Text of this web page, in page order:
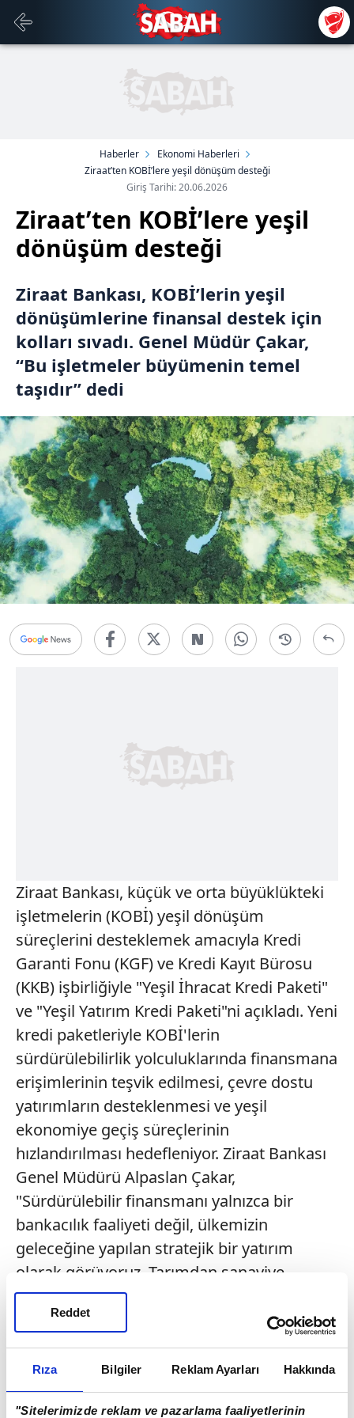
Rıza Bilgiler Reklam Ayarları Hakkında
"Sitelerimizde reklam ve pazarlama faaliyetlerinin
Reddet
Haberler
Ekonomi Haberleri
Ziraat’ten KOBİ’lere yeşil dönüşüm desteği
Giriş Tarihi: 20.06.2026
Ziraat’ten KOBİ’lere yeşil
dönüşüm desteği
Ziraat Bankası, KOBİ’lerin yeşil
dönüşümlerine finansal destek için
kolları sıvadı. Genel Müdür Çakar,
“Bu işletmeler büyümenin temel
taşıdır” dedi
Ziraat Bankası, küçük ve orta büyüklükteki
işletmelerin (KOBİ) yeşil dönüşüm
süreçlerini desteklemek amacıyla Kredi
Garanti Fonu (KGF) ve Kredi Kayıt Bürosu
(KKB) işbirliğiyle "Yeşil İhracat Kredi Paketi"
ve "Yeşil Yatırım Kredi Paketi"ni açıkladı. Yeni
kredi paketleriyle KOBİ'lerin
sürdürülebilirlik yolculuklarında finansmana
erişimlerinin teşvik edilmesi, çevre dostu
yatırımların desteklenmesi ve yeşil
ekonomiye geçiş süreçlerinin
hızlandırılması hedefleniyor. Ziraat Bankası
Genel Müdürü Alpaslan Çakar,
"Sürdürülebilir finansmanı yalnızca bir
bankacılık faaliyeti değil, ülkemizin
geleceğine yapılan stratejik bir yatırım
olarak görüyoruz. Tarımdan sanayiye,
ihracattan enerjiye kadar ekonominin tüm
alanlarında yeşil dönüşümü destekleyen
finansman çözümlerimizi çeşitlendirmeye
devam edeceğiz" dedi. KGF Yönetim Kurulu
Başkanı Erdoğan Özegen de yeni yüzyılda